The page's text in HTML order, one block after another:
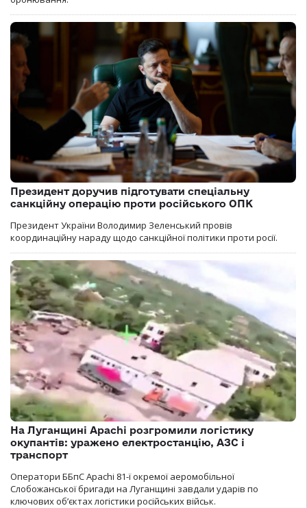
Президент доручив підготувати спеціальну
санкційну операцію проти російського ОПК
Президент України Володимир Зеленський провів
координаційну нараду щодо санкційної політики проти росії.
На Луганщині Apachi розгромили логістику
окупантів: уражено електростанцію, АЗС і
транспорт
Оператори ББпС Apachi 81-ї окремої аеромобільної
Слобожанської бригади на Луганщині завдали ударів по
ключових об’єктах логістики російських військ.